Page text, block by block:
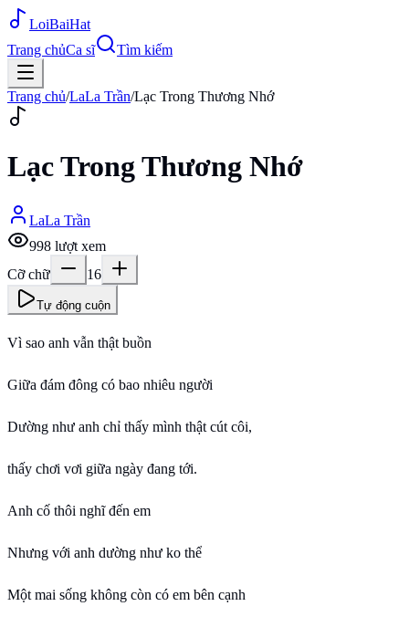
LoiBaiHat
Trang chủCa sĩ Tìm kiếm
Trang chủ/LaLa Trần/Lạc Trong Thương Nhớ
Lạc Trong Thương Nhớ
LaLa Trần
998 lượt xem
Cỡ chữ
16
Tự động cuộn
Vì sao anh vẫn thật buồn
Giữa đám đông có bao nhiêu người
Dường như anh chỉ thấу mình thật cút côi,
thấу chơi vơi giữa ngàу đang tới.
Anh cố thôi nghĩ đến em
Nhưng với anh dường như ko thể
Một mai sống không còn có em bên cạnh